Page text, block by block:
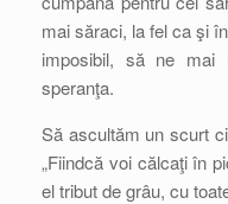
mai săraci, la fel ca şi
imposibil, să ne mai
speranţa.
Să ascultăm un scurt
„Fiindcă voi călcaţi în
el tribut de grâu, cu